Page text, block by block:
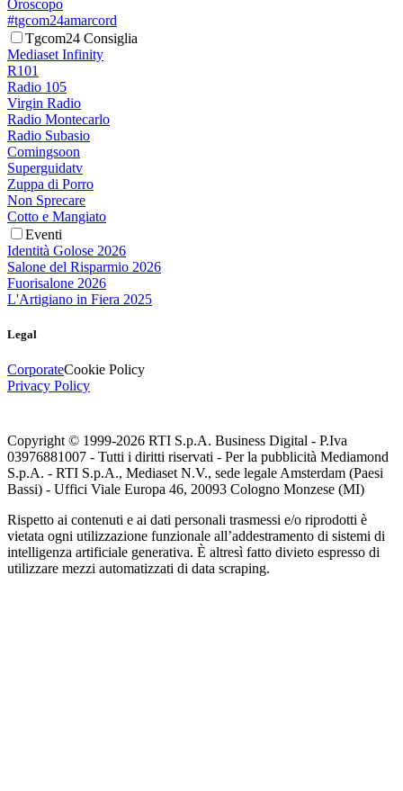
Oroscopo
#tgcom24amarcord
Tgcom24 Consiglia
Mediaset Infinity
R101
Radio 105
Virgin Radio
Radio Montecarlo
Radio Subasio
Comingsoon
Superguidatv
Zuppa di Porro
Non Sprecare
Cotto e Mangiato
Eventi
Identità Golose 2026
Salone del Risparmio 2026
Fuorisalone 2026
L'Artigiano in Fiera 2025
Legal
CorporateCookie Policy
Privacy Policy
Copyright © 1999-2026 RTI S.p.A. Business Digital - P.Iva
03976881007 - Tutti i diritti riservati - Per la pubblicità Mediamond
S.p.A. - RTI S.p.A., Mediaset N.V., sede legale Amsterdam (Paesi
Bassi) - Uffici Viale Europa 46, 20093 Cologno Monzese (MI)
Rispetto ai contenuti e ai dati personali trasmessi e/o riprodotti è
vietata ogni utilizzazione funzionale all’addestramento di sistemi di
intelligenza artificiale generativa. È altresì fatto divieto espresso di
utilizzare mezzi automatizzati di data scraping.